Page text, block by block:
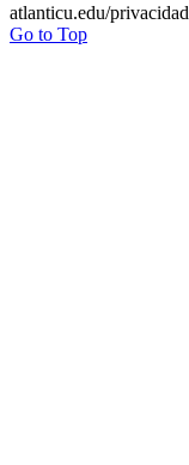
atlanticu.edu/privacidad
Go to Top